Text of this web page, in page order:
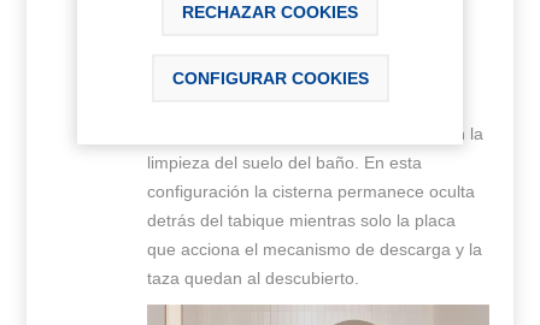
sensación de ligereza, y además, facilitan la
limpieza del suelo del baño. En esta
configuración la cisterna permanece oculta
detrás del tabique mientras solo la placa
que acciona el mecanismo de descarga y la
taza quedan al descubierto.
RECHAZAR COOKIES
CONFIGURAR COOKIES